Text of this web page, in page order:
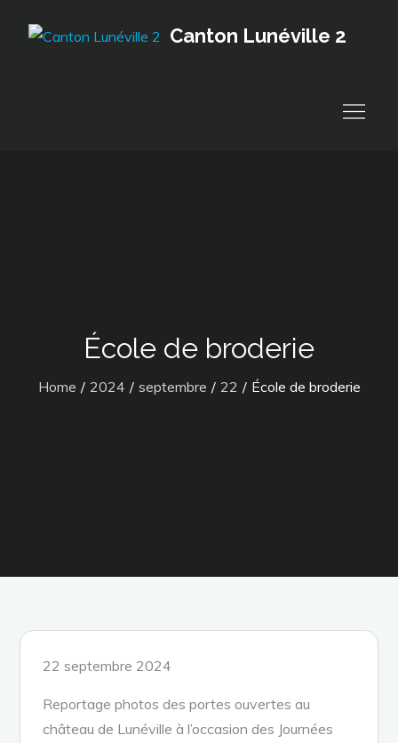
Canton Lunéville 2
École de broderie
Home 2024 septembre 22 École de broderie
Posted
22 septembre 2024
Reportage photos des portes ouvertes au
château de Lunéville à l’occasion des Journées